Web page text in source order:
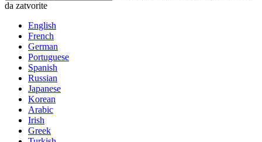
da zatvorite
English
French
German
Portuguese
Spanish
Russian
Japanese
Korean
Arabic
Irish
Greek